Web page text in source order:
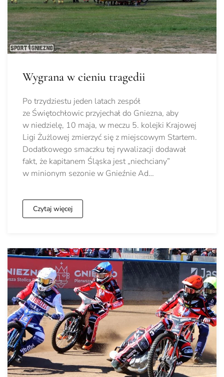
Wygrana w cieniu tragedii
Po trzydziestu jeden latach zespół
ze Świętochłowic przyjechał do Gniezna, aby
w niedzielę, 10 maja, w meczu 5. kolejki Krajowej
Ligi Żużlowej zmierzyć się z miejscowym Startem.
Dodatkowego smaczku tej rywalizacji dodawał
fakt, że kapitanem Śląska jest „niechciany”
w minionym sezonie w Gnieźnie Ad…
Czytaj więcej